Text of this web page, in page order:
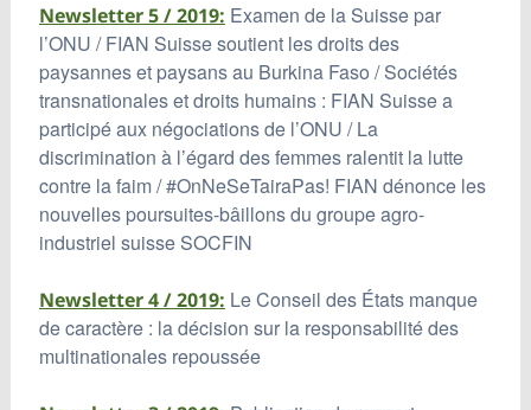
Newsletter 5 / 2019: Examen de la Suisse par
l’ONU / FIAN Suisse soutient les droits des
paysannes et paysans au Burkina Faso / Sociétés
transnationales et droits humains : FIAN Suisse a
participé aux négociations de l’ONU / La
discrimination à l’égard des femmes ralentit la lutte
contre la faim / #OnNeSeTairaPas! FIAN dénonce les
nouvelles poursuites-bâillons du groupe agro-
industriel suisse SOCFIN
Newsletter 4 / 2019: Le Conseil des États manque
de caractère : la décision sur la responsabilité des
multinationales repoussée